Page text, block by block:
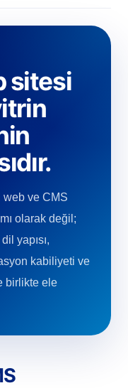
sitesi
web ve CMS
olarak değil;
yapısı,
kabiliyeti ve
birlikte ele